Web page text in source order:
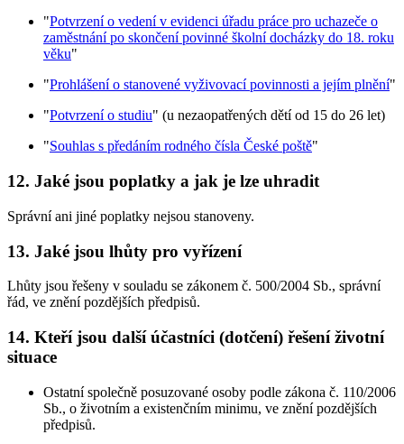
"Potvrzení o vedení v evidenci úřadu práce pro uchazeče o
zaměstnání po skončení povinné školní docházky do 18. roku
věku"
"Prohlášení o stanovené vyživovací povinnosti a jejím plnění"
"Potvrzení o studiu" (u nezaopatřených dětí od 15 do 26 let)
"Souhlas s předáním rodného čísla České poště"
12. Jaké jsou poplatky a jak je lze uhradit
Správní ani jiné poplatky nejsou stanoveny.
13. Jaké jsou lhůty pro vyřízení
Lhůty jsou řešeny v souladu se zákonem č. 500/2004 Sb., správní
řád, ve znění pozdějších předpisů.
14. Kteří jsou další účastníci (dotčení) řešení životní
situace
Ostatní společně posuzované osoby podle zákona č. 110/2006
Sb., o životním a existenčním minimu, ve znění pozdějších
předpisů.